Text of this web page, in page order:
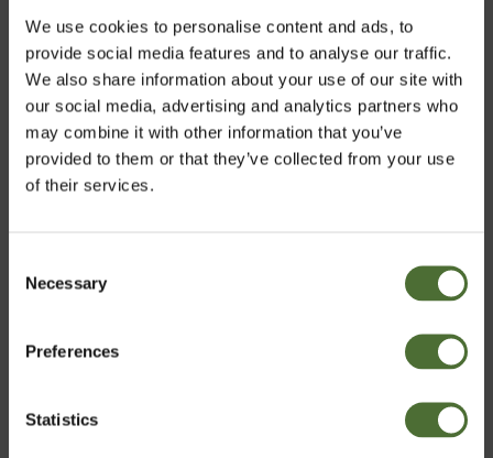
We use cookies to personalise content and ads, to
provide social media features and to analyse our traffic.
We also share information about your use of our site with
our social media, advertising and analytics partners who
may combine it with other information that you’ve
provided to them or that they’ve collected from your use
of their services.
Selection
Necessary
Preferences
Statistics
TUOTENRO: 1584
14,29/kpl
Osta Nyt
TUOTENRO: 308
2,20/kpl
Osta Nyt